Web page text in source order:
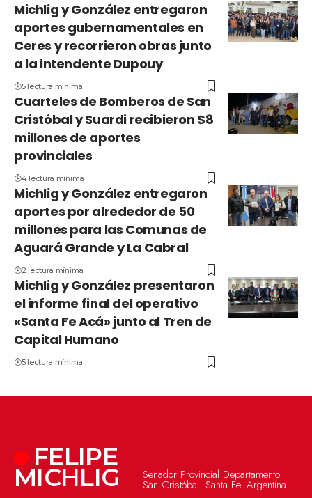
Michlig y González entregaron
aportes gubernamentales en
Ceres y recorrieron obras junto
a la intendente Dupouy
5 lectura mínima
Cuarteles de Bomberos de San
Cristóbal y Suardi recibieron $8
millones de aportes
provinciales
4 lectura mínima
Michlig y González entregaron
aportes por alrededor de 50
millones para las Comunas de
Aguará Grande y La Cabral
2 lectura mínima
Michlig y González presentaron
el informe final del operativo
«Santa Fe Acá» junto al Tren de
Capital Humano
5 lectura mínima
FELIPE
MICHLIG Senador Provincial Departamento
San Cristóbal. Santa Fe. Argentina